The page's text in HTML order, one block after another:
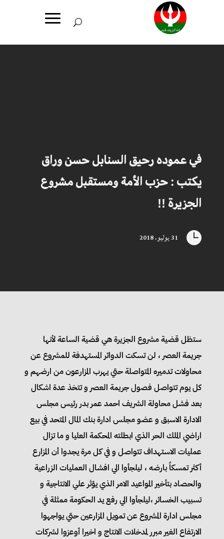
في عموده رحيق السنابل حسن وراق
يكتب : حزب الأمة ومستقبل مشروع
الجزيرة !!
 31 يوليو، 2018
ستظل قضية مشروع الجزيرة هي قضية الساعة لأنها
جريمة العصر ، لن تسكت الدوائر المستهدفة للمشروع عن
محاولات تدميره المتواصلة حتي يهرب المزارعون من ارضهم و
كل يوم تتواصل فصول جريمة العصر و تتخذ عدة اشكال
بعد فشل محاولة الشريف احمد عمر بدر رئيس مجلس
الادارة الاسبق و عضو مجلس ادارة بنك المال المتحد في بيع
اراضي الملك الحر الذي ابطلته المحكمة العليا و ما تزال
عمليات الاستهداف تتواصل و في كل مرة يجدوا أن المزارع
أكثر تمسكاً بارضه ، ليلجأوا الي افشال العمليات الزراعية
والحصاد بتأخير المواعيد الامر الذي يؤثر علي الانتاجية و
تسبيب الخسائر ،ليلجأوا الي رفع يد الحكومة ممثلة في
مجلس ادارة المشروع عن تمويل المزارعين حتي يواجهوا
الارتفاع الغير مبرر لمدخلات الانتاج و اخيرا أوعزوا لشركات